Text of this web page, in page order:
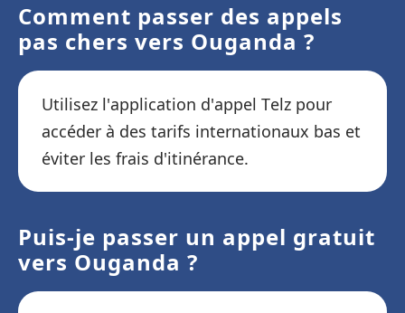
Comment passer des appels
pas chers vers Ouganda ?
Utilisez l'application d'appel Telz pour
accéder à des tarifs internationaux bas et
éviter les frais d'itinérance.
Puis-je passer un appel gratuit
vers Ouganda ?